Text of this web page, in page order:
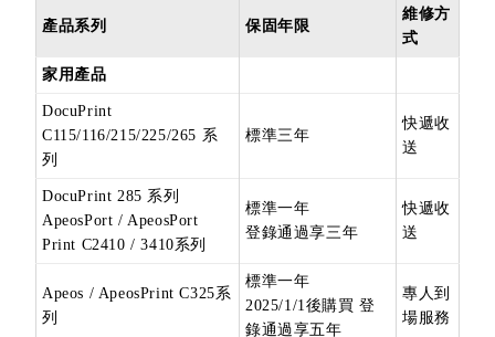
產品系列 保固年限
維修方
式
家用產品
DocuPrint
C115/116/215/225/265 系
列
標準三年
快遞收
送
DocuPrint 285 系列
ApeosPort / ApeosPort
Print C2410 / 3410系列
標準一年
登錄通過享三年
快遞收
送
Apeos / ApeosPrint C325系
列
標準一年
2025/1/1後購買 登
錄通過享五年
專人到
場服務